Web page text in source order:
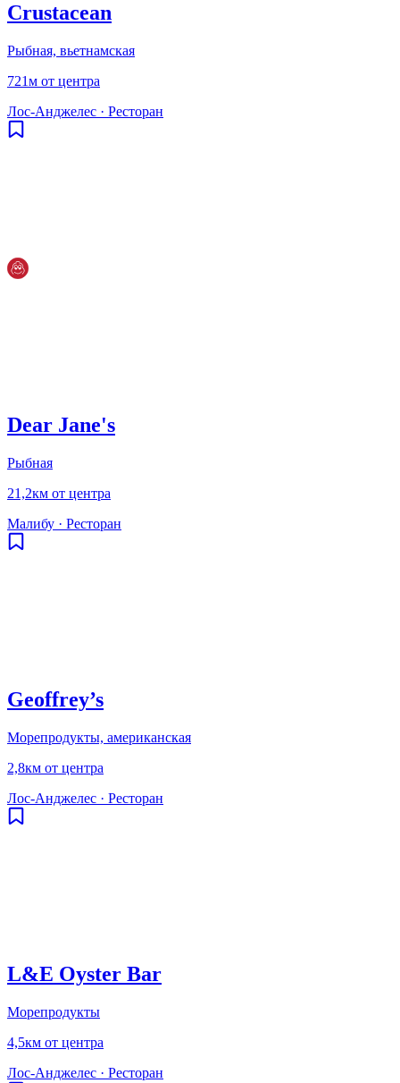
Crustacean
Рыбная, вьетнамская
721м от центра
Лос-Анджелес · Ресторан
Dear Jane's
Рыбная
21,2км от центра
Малибу · Ресторан
Geoffrey’s
Морепродукты, американская
2,8км от центра
Лос-Анджелес · Ресторан
L&E Oyster Bar
Морепродукты
4,5км от центра
Лос-Анджелес · Ресторан